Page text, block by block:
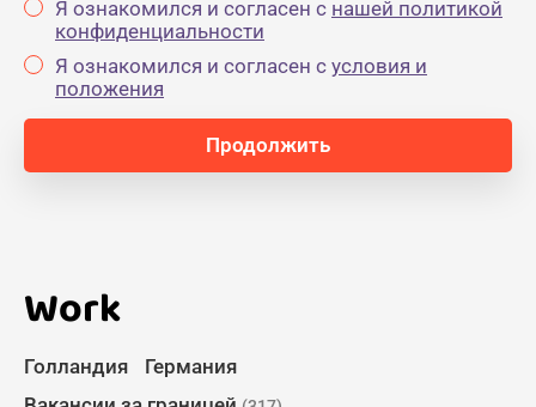
Я ознакомился и согласен с нашей политикой
конфиденциальности
Я ознакомился и согласен с yсловия и
положения
Work
Голландия
Германия